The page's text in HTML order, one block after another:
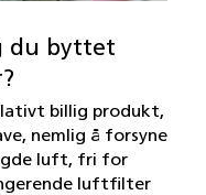
du byttet
billig produkt,
nemlig å forsyne
luft, fri for
luftfilter